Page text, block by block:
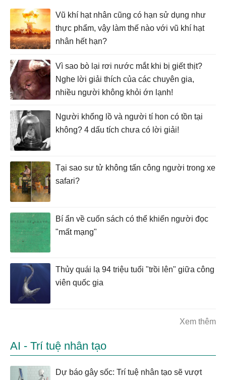
Vũ khí hạt nhân cũng có hạn sử dụng như
thực phẩm, vậy làm thế nào với vũ khí hạt
nhân hết hạn?
Vì sao bò lại rơi nước mắt khi bị giết thịt?
Nghe lời giải thích của các chuyên gia,
nhiều người không khỏi ớn lạnh!
Người khổng lồ và người tí hon có tồn tại
không? 4 dấu tích chưa có lời giải!
Tại sao sư tử không tấn công người trong xe
safari?
Bí ẩn về cuốn sách có thể khiến người đọc
"mất mạng"
Thủy quái lạ 94 triệu tuổi "trồi lên" giữa công
viên quốc gia
Xem thêm
AI - Trí tuệ nhân tạo
Dự báo gây sốc: Trí tuệ nhân tạo sẽ vượt